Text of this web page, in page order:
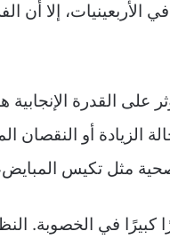
الأربعينيات، إلا أن
على القدرة
الزيادة أو
مثل تكيس
كبيرًا في الخصوبة.